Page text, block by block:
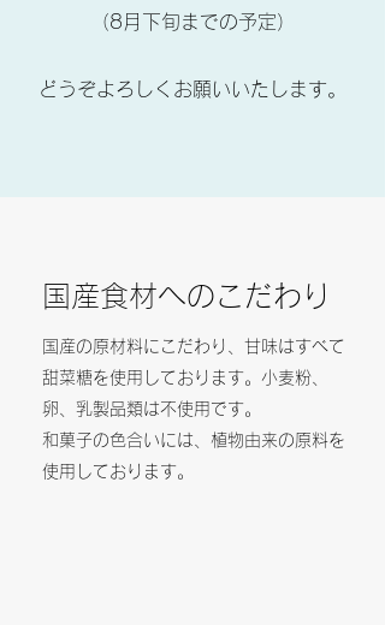
（8月下旬までの予定）
どうぞよろしくお願いいたします。
国産食材へのこだわり
国産の原材料にこだわり、甘味はすべて
甜菜糖を使用しております。小麦粉、
卵、乳製品類は不使用です。
和菓子の色合いには、植物由来の原料を
使用しております。